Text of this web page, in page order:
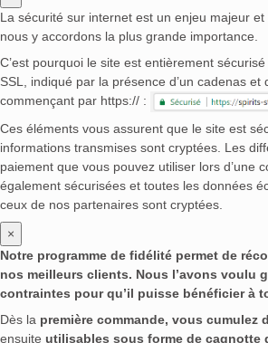
La sécurité sur internet est un enjeu majeur
nous y accordons la plus grande importance.
C’est pourquoi le site est entièrement
SSL, indiqué par la présence d’un cadenas et
commençant par https:// :
Ces éléments vous assurent que le site est
informations transmises sont cryptées. Les
paiement que vous pouvez utiliser lors d’une
également sécurisées et toutes les données
ceux de nos partenaires sont cryptées.
×
Notre programme de fidélité permet de
nos meilleurs clients. Nous l’avons voulu
contraintes pour qu’il puisse bénéficier à
Dès la première commande, vous cumulez
ensuite utilisables sous forme de cagnotte